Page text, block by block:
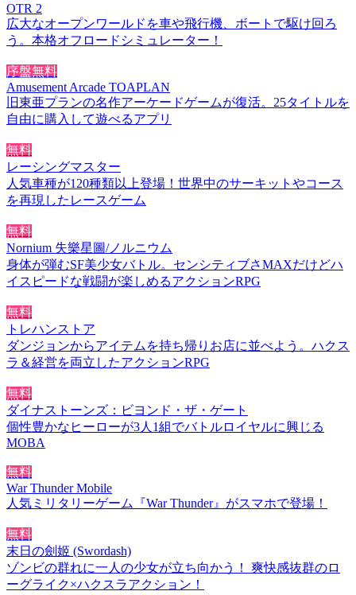
OTR 2
広大なオープンワールドを車や飛行機、ボートで駆け回ろ
う。本格オフロードシミュレーター！
序盤無料
Amusement Arcade TOAPLAN
旧東亜プランの名作アーケードゲームが復活。25タイトルを
自由に購入して遊べるアプリ
無料
レーシングマスター
人気車種が120種類以上登場！世界中のサーキットやコース
を再現したレースゲーム
無料
Nornium 失樂星圖/ノルニウム
身体が弾むSF美少女バトル。センシティブさMAXだけどハ
イスピードな戦闘が楽しめるアクションRPG
無料
トレハンストア
ダンジョンからアイテムを持ち帰りお店に並べよう。ハクス
ラ＆経営を両立したアクションRPG
無料
ダイナストーンズ：ビヨンド・ザ・ゲート
個性豊かなヒーローが3人1組でバトルロイヤルに興じる
MOBA
無料
War Thunder Mobile
人気ミリタリーゲーム『War Thunder』がスマホで登場！
無料
末日の劍姬 (Swordash)
ゾンビの群れに一人の少女が立ち向かう！ 爽快感抜群のロ
ーグライク×ハクスラアクション！